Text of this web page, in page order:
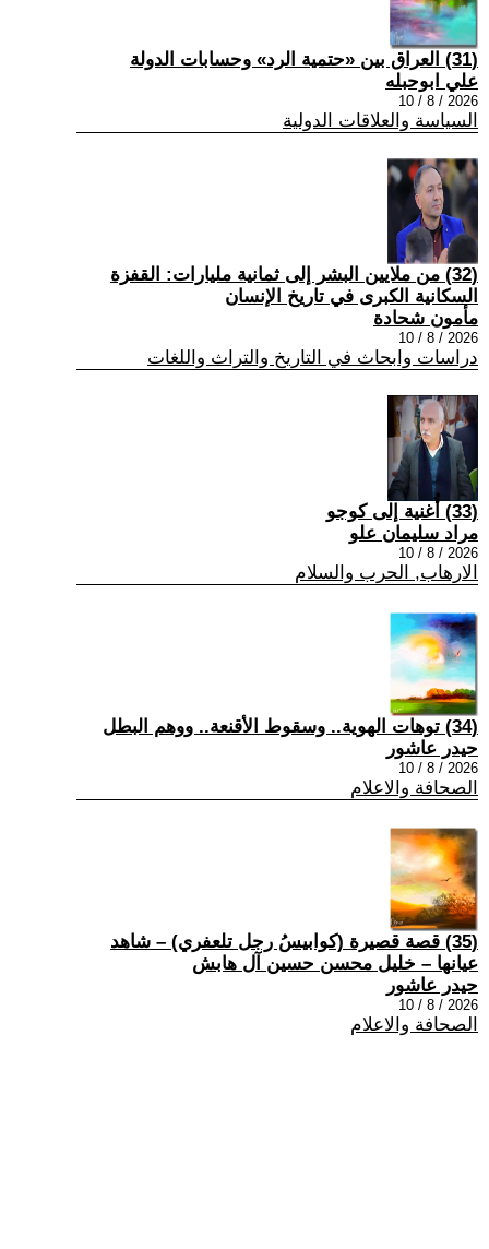
(31) العراق بين «حتمية الرد» وحسابات الدولة
علي ابوحبله
2026 / 8 / 10
السياسة والعلاقات الدولية
(32) من ملايين البشر إلى ثمانية مليارات: القفزة
السكانية الكبرى في تاريخ الإنسان
مأمون شحادة
2026 / 8 / 10
دراسات وابحاث في التاريخ والتراث واللغات
(33) أُغنية إلى كوجو
مراد سليمان علو
2026 / 8 / 10
الارهاب, الحرب والسلام
(34) توهات الهوية.. وسقوط الأقنعة.. ووهم البطل
حيدر عاشور
2026 / 8 / 10
الصحافة والاعلام
(35) قصة قصيرة (كوابيسُ رجل تلعفري) – شاهد
عيانها – خليل محسن حسين آل هابش
حيدر عاشور
2026 / 8 / 10
الصحافة والاعلام